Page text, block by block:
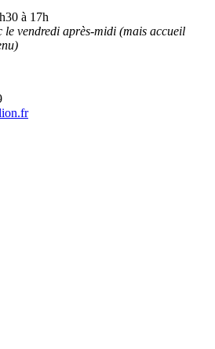
à 17h
le vendredi après-midi (mais accueil